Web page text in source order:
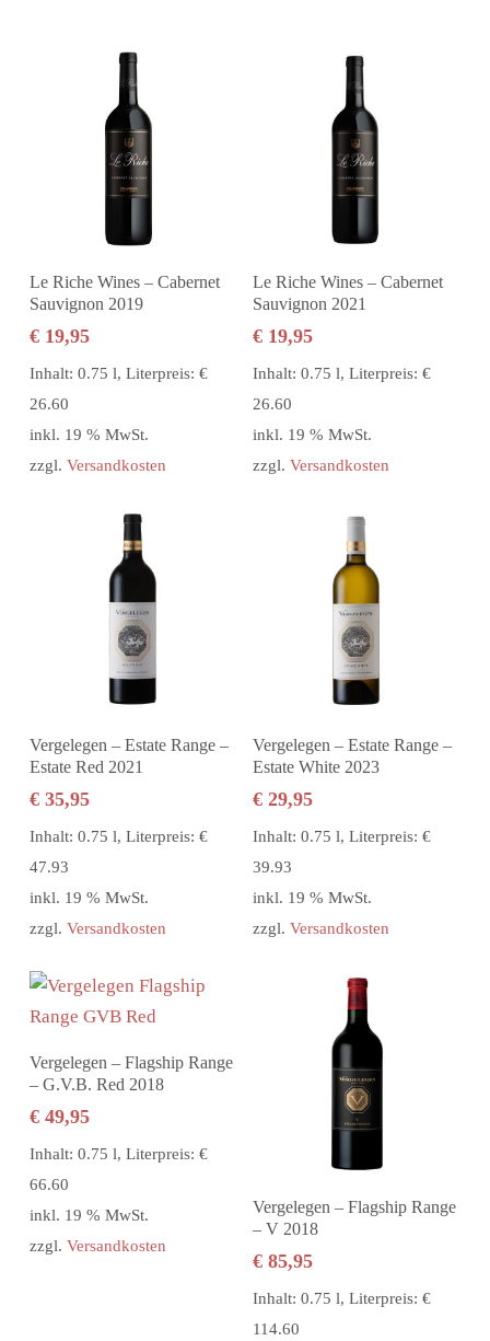
In den Warenkorb
Le Riche Wines – Cabernet
Sauvignon 2019
€19,95
Inhalt: 0.75 l, Literpreis: €
26.60
inkl. 19 % MwSt.
zzgl. Versandkosten
In den Warenkorb
Le Riche Wines – Cabernet
Sauvignon 2021
€ 19,95
Inhalt: 0.75 l, Literpreis: €
26.60
inkl. 19 % MwSt.
zzgl.Versandkosten
In den Warenkorb
Vergelegen – Estate Range –
Estate Red 2021
€35,95
Inhalt: 0.75 l, Literpreis: €
47.93
inkl. 19 % MwSt.
zzgl. Versandkosten
In den Warenkorb
Vergelegen – Estate Range –
Estate White 2023
€ 29,95
Inhalt: 0.75 l, Literpreis: €
39.93
inkl. 19 % MwSt.
zzgl.Versandkosten
In den Warenkorb
Vergelegen – Flagship Range
– G.V.B. Red 2018
€49,95
Inhalt: 0.75 l, Literpreis: €
66.60
inkl. 19 % MwSt.
zzgl. Versandkosten
In den Warenkorb
Vergelegen – Flagship Range
– V 2018
€ 85,95
Inhalt: 0.75 l, Literpreis: €
114.60